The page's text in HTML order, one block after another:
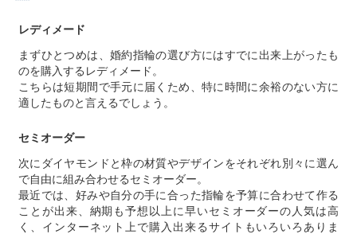
レディメード
まずひとつめは、婚約指輪の選び方にはすでに出来上がったも
のを購入するレディメード。
こちらは短期間で手元に届くため、特に時間に余裕のない方に
適したものと言えるでしょう。
セミオーダー
次にダイヤモンドと枠の材質やデザインをそれぞれ別々に選ん
で自由に組み合わせるセミオーダー。
最近では、好みや自分の手に合った指輪を予算に合わせて作る
ことが出来、納期も予想以上に早いセミオーダーの人気は高
く、インターネット上で購入出来るサイトもいろいろありま